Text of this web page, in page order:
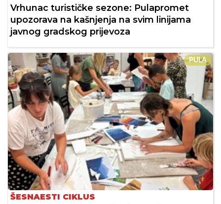
Vrhunac turističke sezone: Pulapromet
upozorava na kašnjenja na svim linijama
javnog gradskog prijevoza
PULA
ŠESNAESTI CIKLUS